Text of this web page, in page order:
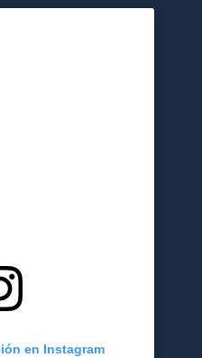
en Instagram